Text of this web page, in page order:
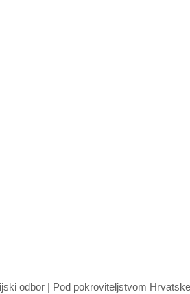
odbor | Pod pokroviteljstvom